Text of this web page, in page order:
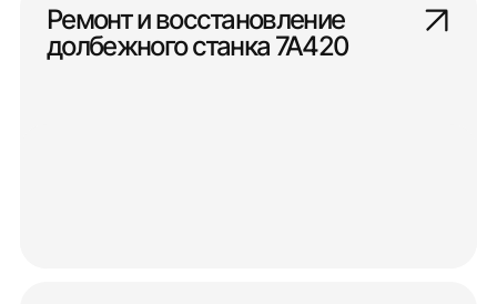
Ремонт и восстановление
долбежного станка 7А420